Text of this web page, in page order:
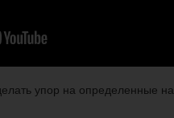
упор на определенные